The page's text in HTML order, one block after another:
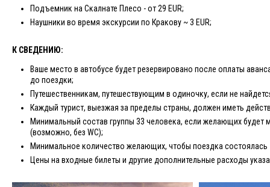
Подъемник на Скалнате Плесо - от 29 EUR;
Наушники во время экскурсии по Кракову ~ 3 EUR;
К СВЕДЕНИЮ:
Ваше место в автобусе будет резервировано после оплаты
до поездки;
Путешественникам, путешествующим в одиночку, если не
Каждый турист, выезжая за пределы страны, должен иметь
Минимальный состав группы 33 человека, если желающих
(возможно, без WC);
Минимальное количество желающих, чтобы поездка состоялась
Цены на входные билеты и другие дополнительные расходы